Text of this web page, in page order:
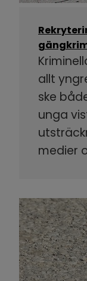
allt
ske
unga
medier